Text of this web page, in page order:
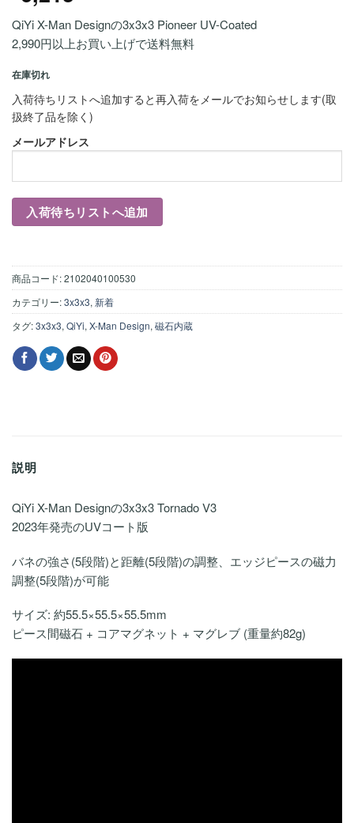
QiYi X-Man Designの3x3x3 Pioneer UV-Coated
2,990円以上お買い上げで送料無料
在庫切れ
入荷待ちリストへ追加すると再入荷をメールでお知らせします(取
扱終了品を除く)
メールアドレス
商品コード:2102040100530
カテゴリー:3x3x3, 新着
タグ:3x3x3, QiYi, X-Man Design, 磁石内蔵
説明
QiYi X-Man Designの3x3x3 Tornado V3
2023年発売のUVコート版
バネの強さ(5段階)と距離(5段階)の調整、エッジピースの磁力
調整(5段階)が可能
サイズ: 約55.5×55.5×55.5mm
ピース間磁石 + コアマグネット + マグレブ (重量約82g)